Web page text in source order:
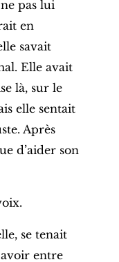
pas lui
en
savait
Elle avait
là, sur le
elle sentait
Après
d’aider son
se tenait
entre